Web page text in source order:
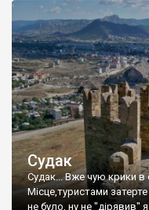
Судак
Судак... Вже чую крики в
Місце,туристами
не було, ну не "дірявив"